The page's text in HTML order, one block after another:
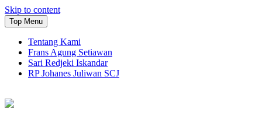
Skip to content
Top Menu
Tentang Kami
Frans Agung Setiawan
Sari Redjeki Iskandar
RP Johanes Juliwan SCJ